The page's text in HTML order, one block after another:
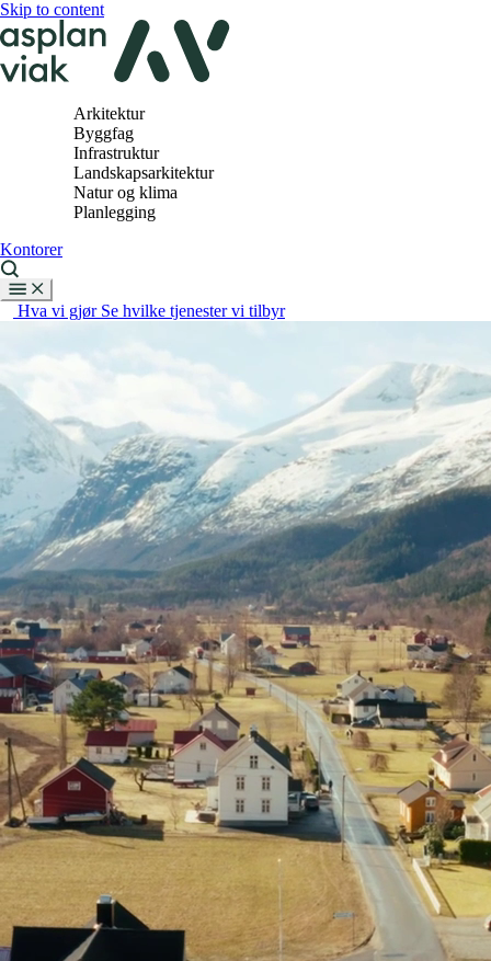
Skip to content
Arkitektur
Byggfag
Infrastruktur
Landskapsarkitektur
Natur og klima
Planlegging
Kontorer
Hva vi gjør Se hvilke tjenester vi tilbyr